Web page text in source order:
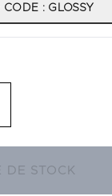
: GLOSSY
DE STOCK